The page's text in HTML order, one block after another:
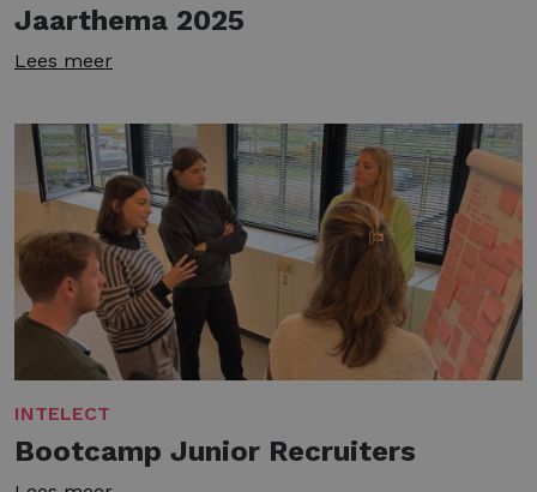
Jaarthema 2025
Lees meer
INTELECT
Bootcamp Junior Recruiters